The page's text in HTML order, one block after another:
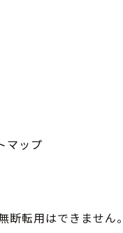
マップ
転用はできません。